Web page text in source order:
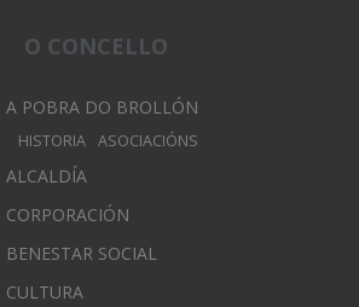
O CONCELLO
A POBRA DO BROLLÓN
HISTORIA ASOCIACIÓNS
ALCALDÍA
CORPORACIÓN
BENESTAR SOCIAL
CULTURA